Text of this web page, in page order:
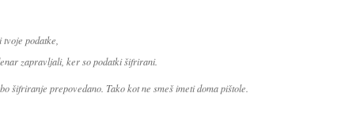
podatke,
zapravljali, ker so podatki šifrirani.
šifriranje prepovedano. Tako kot ne smeš imeti doma pištole.